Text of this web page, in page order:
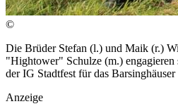
©
Die Brüder Stefan (l.) und Maik (r.)
"Hightower" Schulze (m.) engagieren
der IG Stadtfest für das Barsinghäuser
Anzeige